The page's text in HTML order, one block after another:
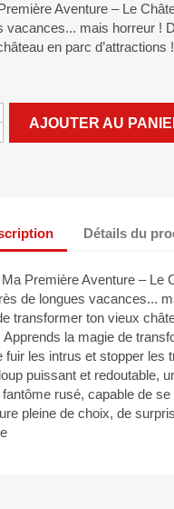
Aventure – Le
vacances... mais horreur !
en parc d’attractions
AJOUTER AU
Détails du
Première Aventure – Le
de longues vacances...
transformer ton vieux
Apprends la magie de
fuir les intrus et stopper les
puissant et redoutable,
fantôme rusé, capable de
pleine de choix, de